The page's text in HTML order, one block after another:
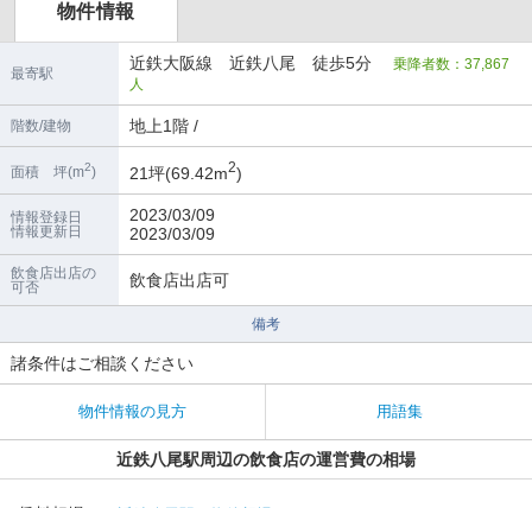
久宝寺口駅の店舗物件・貸店舗・テナント一覧
高安駅の店舗物件・貸店舗・テナント一覧
物件情報
最寄駅
近鉄大阪線 近鉄八尾 徒歩5分 乗降者数：37,867
人
階数/建物 地上1階 /
面積 坪(m2) 21坪(69.42m2)
情報登録日
情報更新日
2023/03/09
2023/03/09
飲食店出店の
可否
飲食店出店可
備考
諸条件はご相談ください
物件情報の見方 用語集
近鉄八尾駅周辺の飲食店の運営費の相場